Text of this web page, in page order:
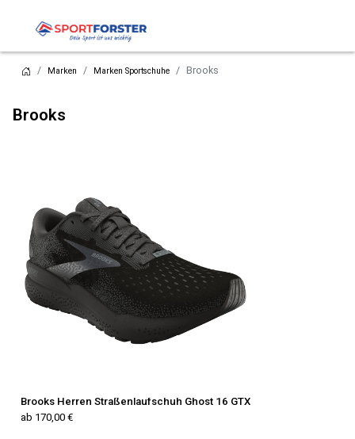
Marken Marken Sportschuhe Brooks
Brooks
Brooks Herren Straßenlaufschuh Ghost 16 GTX
ab 170,00 €